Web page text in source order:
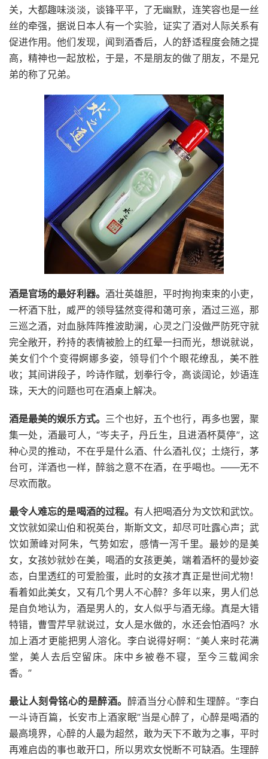
关，大都趣味淡淡，谈锋平平，了无幽默，连笑容也是一丝
丝的牵强，据说日本人有一个实验，证实了酒对人际关系有
促进作用。他们发现，闻到酒香后，人的舒适程度会随之提
高，精神也一起放松，于是，不是朋友的做了朋友，不是兄
弟的称了兄弟。
酒是官场的最好利器。 酒壮英雄胆，平时拘拘束束的小吏，
一杯酒下肚，威严的领导猛然变得和蔼可亲，酒过三巡，那
三巡之酒，对血脉阵阵推波助澜，心灵之门没做严防死守就
完全敞开，矜持的表情被脸上的红晕一扫而光，想说就说，
美女们个个变得婀娜多姿，领导们个个眼花缭乱，美不胜
收；其间讲段子，吟诗作赋，划拳行令，高谈阔论，妙语连
珠，天大的问题也可在酒桌上解决。
酒是最美的娱乐方式。 三个也好，五个也行，再多也罢，聚
集一处，酒最可人，“岑夫子，丹丘生，且进酒杯莫停”，这
种心灵的推动，不在乎是什么酒、什么酒礼仪；土烧行，茅
台可，洋酒也一样，醉翁之意不在酒，在乎喝也。——无不
尽欢而散。
最令人难忘的是喝酒的过程。有人把喝酒分为文饮和武饮。
文饮就如梁山伯和祝英台，斯斯文文，却尽可吐露心声；武
饮如萧峰对阿朱，气势如宏，感情一泻千里。最妙的是美
女，女孩妙就妙在美，喝酒的女孩更美，端着酒杯的曼妙姿
态，白里透红的可爱脸蛋，此时的女孩才真正是世间尤物！
看着如此美女，又有几个男人不心醉？多年以来，男人们总
是自负地认为，酒是男人的，女人似乎与酒无缘。真是大错
特错，曹雪芹早就说过，女人是水做的，水还会怕酒吗？水
加上酒才更能把男人溶化。李白说得好啊：“美人来时花满
堂，美人去后空留床。床中乡被卷不寝，至今三载闻余
香。”
最让人刻骨铭心的是醉酒。 醉酒当分心醉和生理醉。“李白
一斗诗百篇，长安市上酒家眠”当是心醉了，心醉是喝酒的
最高境界，心醉的人最为超然，敢为天下不敢为之事，平时
再难启齿的事也敢开口，所以男欢女悦断不可缺酒。生理醉